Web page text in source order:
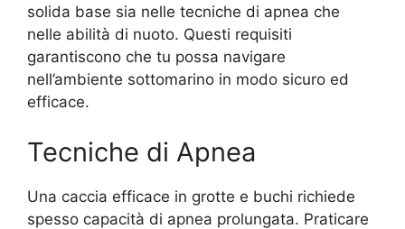
solida base sia nelle tecniche di apnea che
nelle abilità di nuoto. Questi requisiti
garantiscono che tu possa navigare
nell’ambiente sottomarino in modo sicuro ed
efficace.
Tecniche di Apnea
Una caccia efficace in grotte e buchi richiede
spesso capacità di apnea prolungata. Praticare